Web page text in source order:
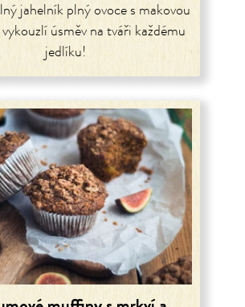
jahelník plný ovoce s makovou
úsměv na tváři každému
jedlíku!